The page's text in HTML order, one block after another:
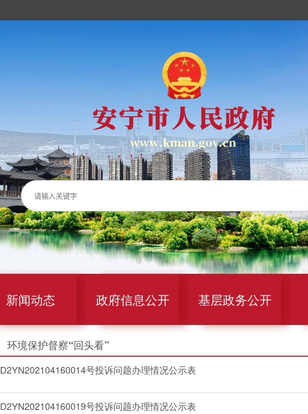
新闻动态 政府信息公开 基层政务公开
环境保护督察“回头看”
D2YN202104160014号投诉问题办理情况公示表
D2YN202104160019号投诉问题办理情况公示表